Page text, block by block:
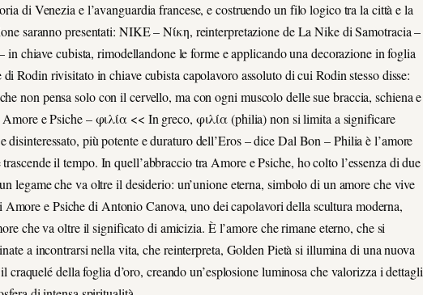
di Venezia e l’avanguardia francese, e costruendo un filo logico tra la città e la
saranno presentati: NIKE –Νίκη, reinterpretazione de La Nike di Samotracia –
in chiave cubista, rimodellandone le forme e applicando una decorazione in foglia
Rodin rivisitato in chiave cubista capolavoro assoluto di cui Rodin stesso disse:
non pensa solo con il cervello, ma con ogni muscolo delle sue braccia, schiena e
Amore e Psiche –φιλία << In greco, φιλία (philia) non si limita a significare
più potente e duraturo dell’Eros– dice Dal Bon –Philia è l’amore
il tempo. In quell’abbraccio tra Amore e Psiche, ho colto l’essenza di due
legame che va oltre il desiderio: un’unione eterna, simbolo di un amore che vive
Amore e Psichedi Antonio Canova, uno dei capolavori della scultura moderna,
che va oltre il significato di amicizia. È l’amore che rimane eterno, che si
a incontrarsi nella vita, che reinterpreta, Golden Pietà si illumina di una nuova
della foglia d’oro, creando un’esplosione luminosa che valorizza i dettagli